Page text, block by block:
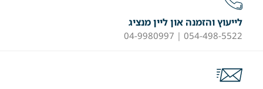
לייעוץ והזמנה און ליין מנציג
054-498-5522 | 04-9980997